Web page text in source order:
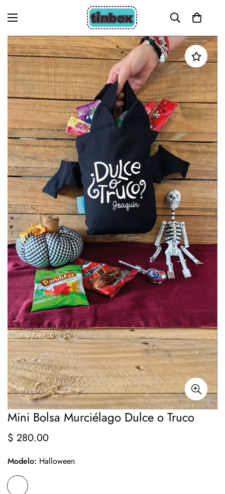
Mini Bolsa Murciélago Dulce o Truco
Precio
$ 280.00
Modelo: Halloween